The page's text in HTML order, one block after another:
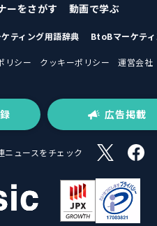
ーをさがす 動画で学ぶ
ティング用語辞典 BtoBマーケテ
リシー クッキーポリシー 運営会社
広告掲載
ニュースをチェック